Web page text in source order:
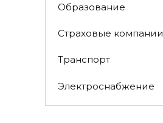
Образование
Страховые компании
Транспорт
Электроснабжение